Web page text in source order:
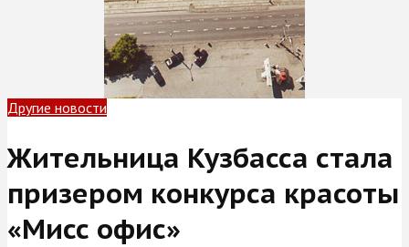
Другие новости
Жительница Кузбасса стала
призером конкурса красоты
«Мисс офис»